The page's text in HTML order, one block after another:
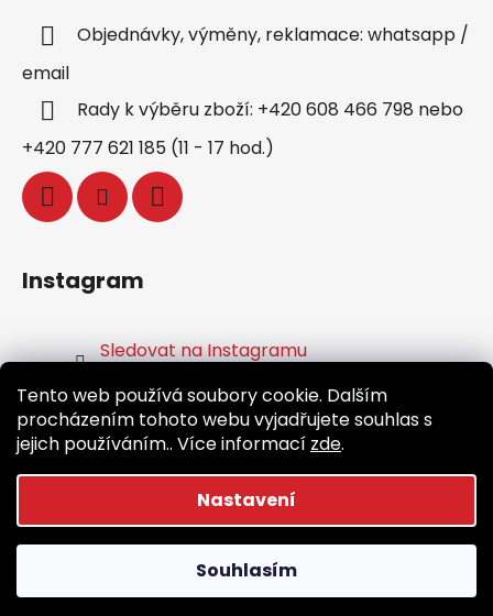
Tento web používá soubory cookie. Dalším
procházením tohoto webu vyjadřujete souhlas s
jejich používáním.. Více informací zde.
Nastavení
Souhlasím
Objednávky, výměny, reklamace: whatsapp /
email
Rady k výběru zboží: +420 608 466 798 nebo
+420 777 621 185 (11 - 17 hod.)
Instagram
Sledovat na Instagramu
Facebook
Vytvořil Shoptet
Běž.cz. Všechna práva vyhrazena.
Upravit nastavení cookies